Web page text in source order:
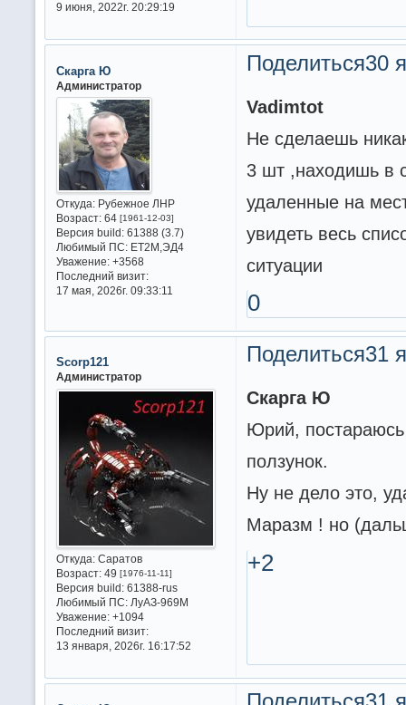
9 июня, 2022г. 20:29:19
Поделиться30
Скарга Ю
Администратор
Откуда:Рубежное ЛНР
Возраст:64 [1961-12-03]
Версия build:61388 (3.7)
Любимый ПС:ET2M,ЭД4
Уважение: +3568
Последний визит:
17 мая, 2026г. 09:33:11
Vadimtot
Не сделаешь
3 шт ,находишь в
удаленные на
увидеть весь
ситуации
0
Поделиться31
Scorp121
Администратор
Откуда:Саратов
Возраст:49 [1976-11-11]
Версия build:61388-rus
Любимый ПС:ЛуАЗ-969М
Уважение: +1094
Последний визит:
13 января, 2026г. 16:17:52
Скарга Ю
Юрий,
ползунок.
Ну не дело это,
Маразм ! но
+2